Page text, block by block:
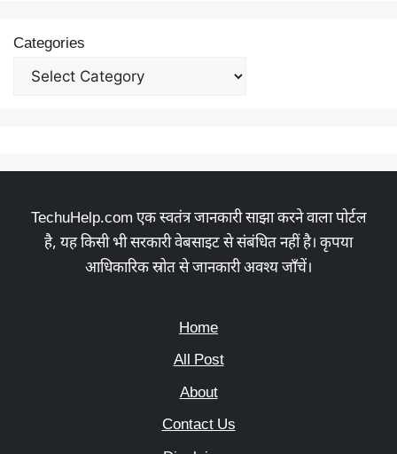
Categories
TechuHelp.com एक स्वतंत्र जानकारी साझा करने वाला पोर्टल
है, यह किसी भी सरकारी वेबसाइट से संबंधित नहीं है। कृपया
आधिकारिक स्रोत से जानकारी अवश्य जाँचें।
Home
All Post
About
Contact Us